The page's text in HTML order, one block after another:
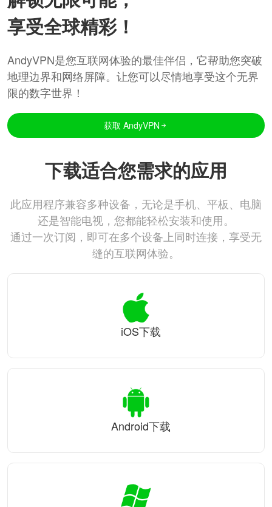
享受全球精彩！
AndyVPN是您互联网体验的最佳伴侣，它帮助您突破
地理边界和网络屏障。让您可以尽情地享受这个无界
限的数字世界！
获取 AndyVPN
下载适合您需求的应用
此应用程序兼容多种设备，无论是手机、平板、电脑
还是智能电视，您都能轻松安装和使用。
通过一次订阅，即可在多个设备上同时连接，享受无
缝的互联网体验。
iOS下载
Android下载